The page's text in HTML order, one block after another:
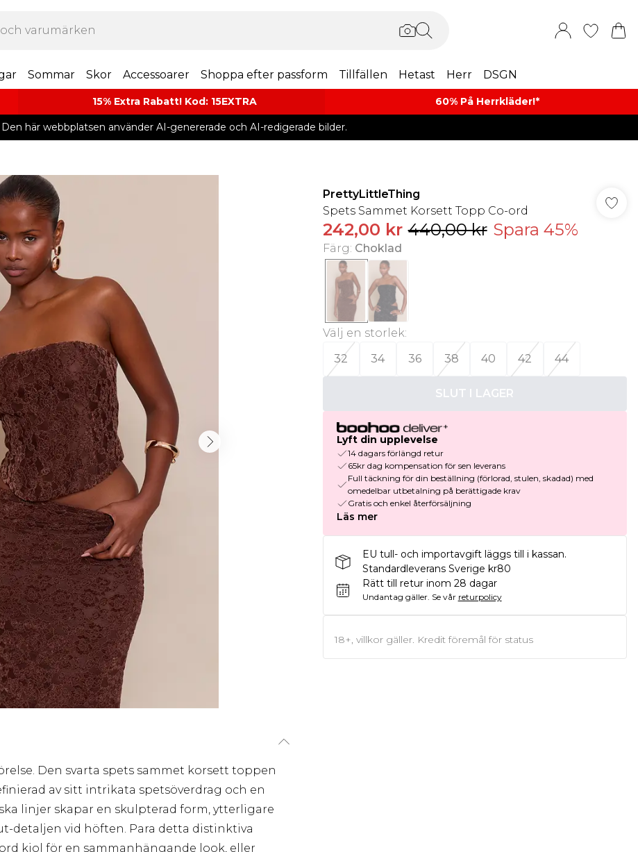
Sommar Skor Accessoarer Shoppa efter passform Tillfällen Hetast Herr DSGN
15% Extra Rabatt! Kod: 15EXTRA 60% På Herrkläder!*​
Den här webbplatsen använder AI-genererade och AI-redigerade bilder.
Den svarta spets sammet korsett toppen
av sitt intrikata spetsöverdrag och en
linjer skapar en skulpterad form, ytterligare
detaljen vid höften. Para detta distinktiva
kjol för en sammanhängande look, eller
PrettyLittleThing
Spets Sammet Korsett Topp Co-ord
242,00 kr 440,00 kr Spara 45%
Färg: Choklad
Välj en storlek:
32
34 36 38 40 42 44
SLUT I LAGER
Lyft din upplevelse
14 dagars förlängd retur
65kr dag kompensation för sen leverans
Full täckning för din beställning (förlorad, stulen, skadad) med
omedelbar utbetalning på berättigade krav
Gratis och enkel återförsäljning
Läs mer
EU tull- och importavgift läggs till i kassan.
Standardleverans Sverige kr80
Rätt till retur inom 28 dagar
Undantag gäller. Se vår returpolicy
18+, villkor gäller. Kredit föremål för status